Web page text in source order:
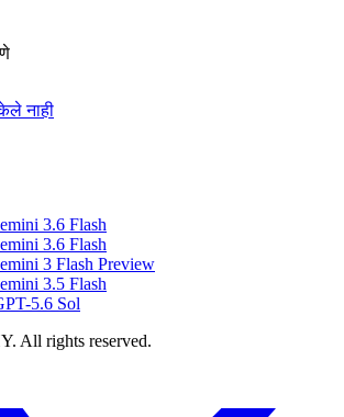
नाही
3.6 Flash
3.6 Flash
3 Flash Preview
3.5 Flash
5.6 Sol
All rights reserved.